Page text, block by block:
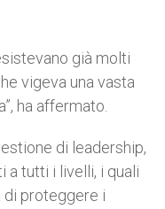
già molti
vigeva una vasta
ha affermato.
di leadership,
a tutti i livelli, i quali
di proteggere i